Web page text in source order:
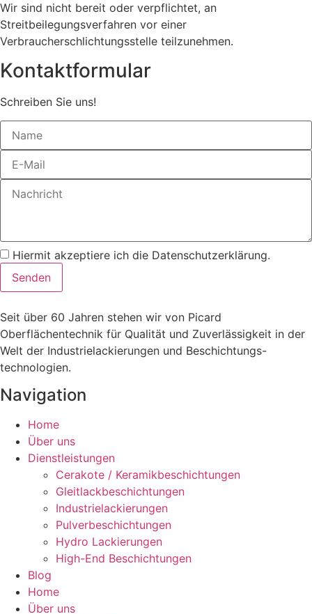
Wir sind nicht bereit oder verpflichtet, an
Streitbeilegungsverfahren vor einer
Verbraucherschlichtungsstelle teilzunehmen.
Kontaktformular
Schreiben Sie uns!
Hiermit akzeptiere ich die Datenschutzerklärung.
Senden
Seit über 60 Jahren stehen wir von Picard
Oberflächentechnik für Qualität und Zuverlässigkeit in der
Welt der Industrielackierungen und Beschichtungs-
technologien.
Navigation
Home
Über uns
Dienstleistungen
Cerakote / Keramikbeschichtungen
Gleitlackbeschichtungen
Industrielackierungen
Pulverbeschichtungen
Hydro Lackierungen
High-End Beschichtungen
Blog
Home
Über uns